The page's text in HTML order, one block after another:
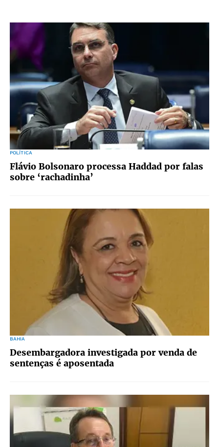
POLÍTICA
Flávio Bolsonaro processa Haddad por falas
sobre ‘rachadinha’
BAHIA
Desembargadora investigada por venda de
sentenças é aposentada